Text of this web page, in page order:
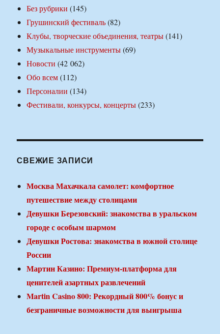
Без рубрики (145)
Грушинский фестиваль(82)
Клубы, творческие объединения, театры(141)
Музыкальные инструменты(69)
Новости (42 062)
Обо всем(112)
Персоналии (134)
Фестивали, конкурсы, концерты(233)
СВЕЖИЕ ЗАПИСИ
Москва Махачкала самолет: комфортное
путешествие между столицами
Девушки Березовский: знакомства в уральском
городе с особым шармом
Девушки Ростова: знакомства в южной столице
России
Мартин Казино: Премиум-платформа для
ценителей азартных развлечений
Martin Casino 800: Рекордный 800% бонус и
безграничные возможности для выигрыша